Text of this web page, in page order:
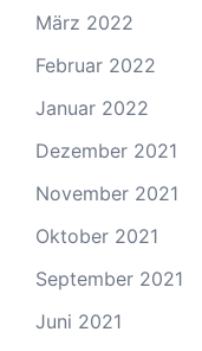
März 2022
Februar 2022
Januar 2022
Dezember 2021
November 2021
Oktober 2021
September 2021
Juni 2021